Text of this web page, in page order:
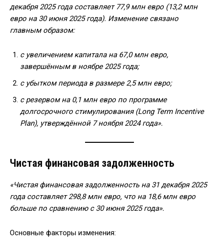
декабря 2025 года составляет 77,9 млн евро (13,2 млн
евро на 30 июня 2025 года). Изменение связано
главным образом:
с увеличением капитала на 67,0 млн евро,
завершённым в ноябре 2025 года;
с убытком периода в размере 2,5 млн евро;
с резервом на 0,1 млн евро по программе
долгосрочного стимулирования (Long Term Incentive
Plan), утверждённой 7 ноября 2024 года».
Чистая финансовая задолженность
«Чистая финансовая задолженность на 31 декабря 2025
года составляет 298,8 млн евро, что на 18,6 млн евро
больше по сравнению с 30 июня 2025 года».
Основные факторы изменения: